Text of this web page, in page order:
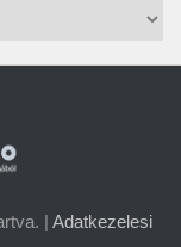
| Adatkezelesi